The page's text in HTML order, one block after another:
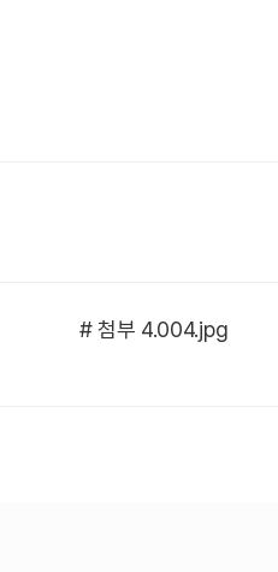
# 첨부 4.004.jpg